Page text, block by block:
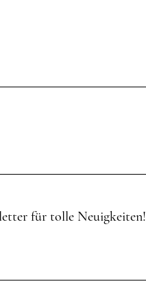
für tolle Neuigkeiten!